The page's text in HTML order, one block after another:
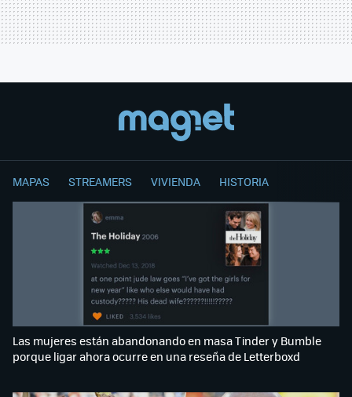
MAPAS STREAMERS VIVIENDA HISTORIA
Las mujeres están abandonando en masa Tinder y Bumble
porque ligar ahora ocurre en una reseña de Letterboxd